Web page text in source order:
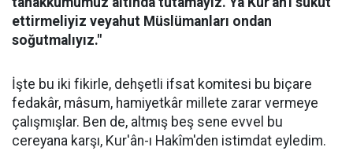
ettirmeliyiz veyahut Müslümanları ondan
soğutmalıyız."
İşte bu iki fikirle, dehşetli ifsat komitesi bu biçare
fedakâr, mâsum, hamiyetkâr millete zarar vermeye
çalışmışlar. Ben de, altmış beş sene evvel bu
cereyana karşı, Kur'ân-ı Hakîm'den istimdat eyledim.